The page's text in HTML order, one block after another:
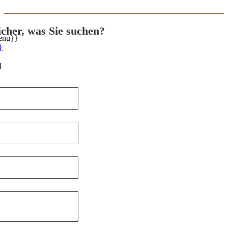
was Sie suchen?